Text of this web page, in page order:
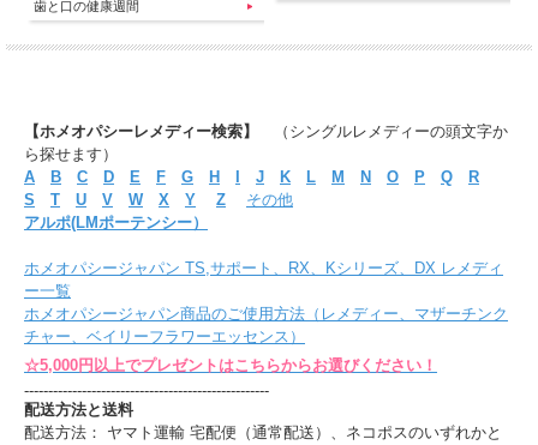
歯と口の健康週間
【ホメオパシーレメディー検索】
（シングルレメディーの頭文字か
ら探せます）
A
B C D E F G H J K L M N O P Q
R
S
T U V W X Y Z
その他
アルポ(LMポーテンシー）
ホメオパシージャパン TS,サポート、RX、Kシリーズ、DX レメディ
ー一覧
ホメオパシージャパン商品のご使用方法（レメディー、マザーチンク
チャー、ベイリーフラワーエッセンス）
☆5,000円以上でプレゼントはこちらからお選びください！
---------------------------------------------------
配送方法と送料
配送方法： ヤマト運輸 宅配便（通常配送）、ネコポスのいずれかと